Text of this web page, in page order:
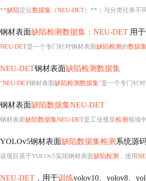
**缺陷定位数据集（NEU-DET）** ： 与分类任务不
钢材表面缺陷检测数据集：NEU-DET 用
NEU-DET是一个专门针对钢材表面缺陷检测 的数据
NEU-DET钢材表面缺陷检测数据集
"NEU-DET钢材表面缺陷检测数据集"是一个专门针
钢材表面缺陷数据集NEU-DET
钢材表面缺陷数据集NEU-DET是工业视觉检测 领域
YOLOv5钢材表面缺陷数据集检测 系统源
该项目基于YOLOv5实现钢材表面缺陷检测 ，使用
NEU-DET ，用于训练yolov10、yolov8、